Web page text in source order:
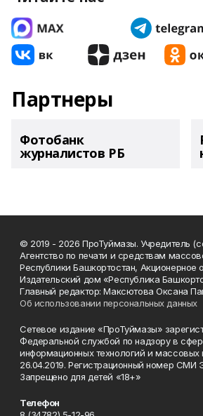
Партнеры
Фотобанк
журналистов РБ
© 2019 - 2026 ПроТуймазы. Учредитель
Агентство по печати и средствам
Республики Башкортостан, Акционерное
Издательский дом «Республика
Главный редактор: Максютова Оксана
Об использовании персональных данных
Сетевое издание «ПроТуймазы»
Федеральной службой по надзору в
информационных технологий и массовых
26.04.2019. Регистрационный номер
Запрещено для детей «18+»
Телефон